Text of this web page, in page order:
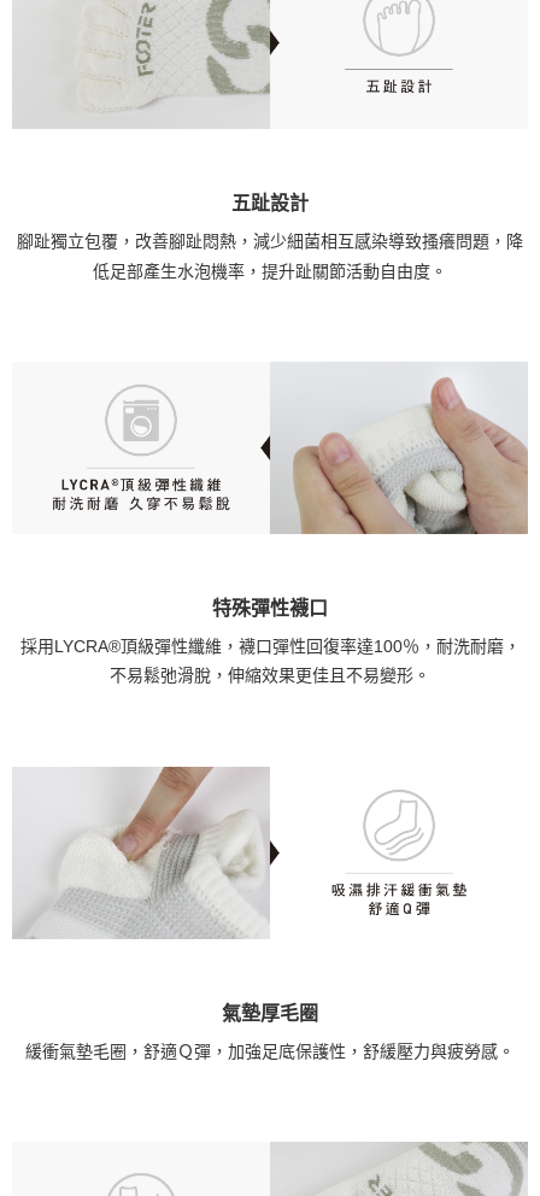
五趾設計
腳趾獨立包覆，改善腳趾悶熱，減少細菌相互感染導致搔癢問題，降
低足部產生水泡機率，提升趾關節活動自由度。
特殊彈性襪口
採用LYCRA®頂級彈性纖維，襪口彈性回復率達100％，耐洗耐磨，
不易鬆弛滑脫，伸縮效果更佳且不易變形。
氣墊厚毛圈
緩衝氣墊毛圈，舒適Ｑ彈，加強足底保護性，舒緩壓力與疲勞感。